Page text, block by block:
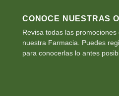
CONOCE NUESTRAS
Revisa todas las
nuestra Farmacia. Puedes
para conocerlas lo antes